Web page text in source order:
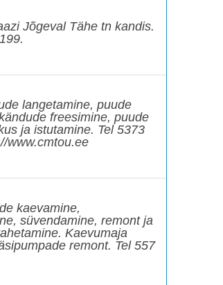
Jõgeval Tähe tn kandis.
langetamine, puude
freesimine, puude
ja istutamine. Tel 5373
www.cmtou.ee
kaevamine,
süvendamine, remont ja
Kaevumaja
remont. Tel 557